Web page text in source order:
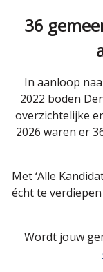
36
In aanloop
2022 boden
overzichtelijke
2026 waren er
Met ‘Alle
écht te
Wordt jouw